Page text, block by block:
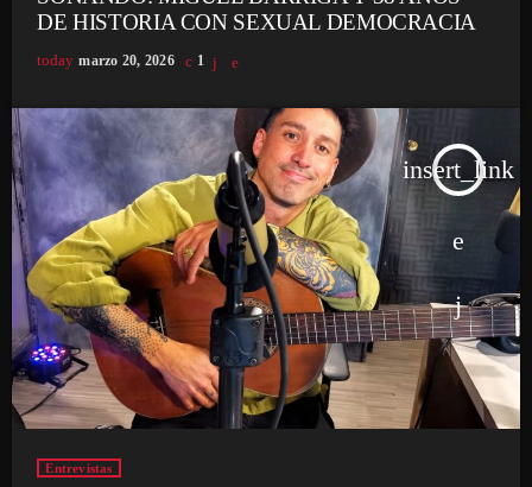
DE HISTORIA CON SEXUAL DEMOCRACIA
today marzo 20, 2026 1
insert_link
Entrevistas